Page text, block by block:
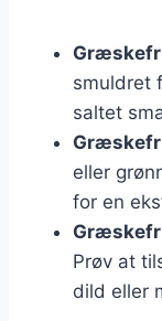
smuldret
saltet
eller
for en
Prøv at
dild eller